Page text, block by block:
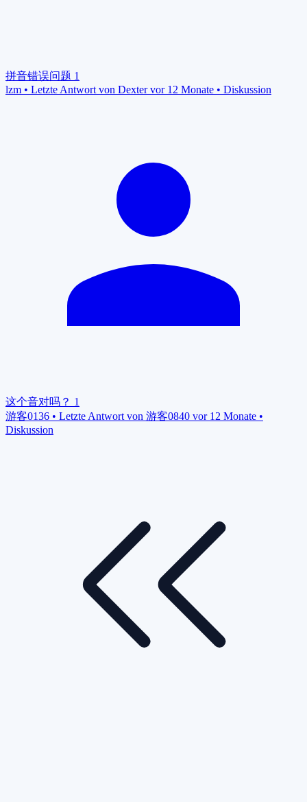
拼音错误问题 1
lzm • Letzte Antwort von Dexter vor 12 Monate • Diskussion
这个音对吗？ 1
游客0136 • Letzte Antwort von 游客0840 vor 12 Monate •
Diskussion